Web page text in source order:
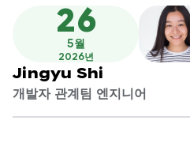
26
5월
2026년
Jingyu Shi
개발자 관계팀 엔지니어